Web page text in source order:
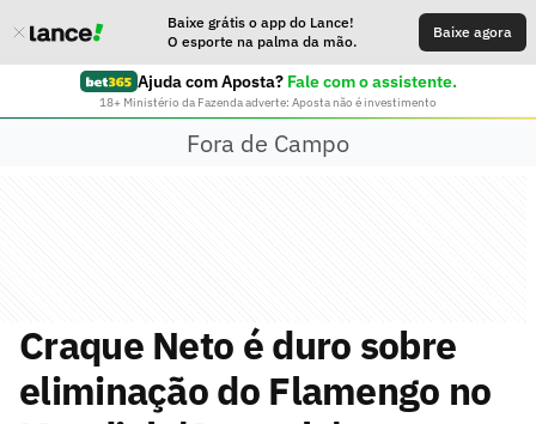
Baixe grátis o app do Lance!
O esporte na palma da mão.
Baixe agora
Ajuda com Aposta? Fale com o assistente.
18+ Ministério da Fazenda adverte: Aposta não é investimento
Fora de Campo
Craque Neto é duro sobre
eliminação do Flamengo no